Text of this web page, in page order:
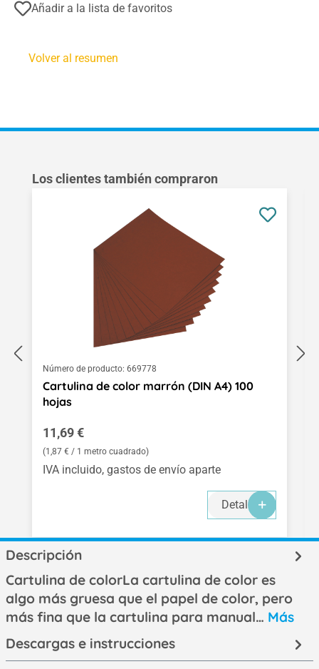
Añadir a la lista de favoritos
Volver al resumen
Omitir la galería de productos
Los clientes también compraron
Número de producto: 669778
Cartulina de color marrón (DIN A4) 100
hojas
Precio normal:
11,69 €
(1,87 € / 1 metro cuadrado)
IVA incluido, gastos de envío aparte
Detalles
Descripción
Cartulina de colorLa cartulina de color es
algo más gruesa que el papel de color, pero
más fina que la cartulina para manual… Más
Descargas e instrucciones